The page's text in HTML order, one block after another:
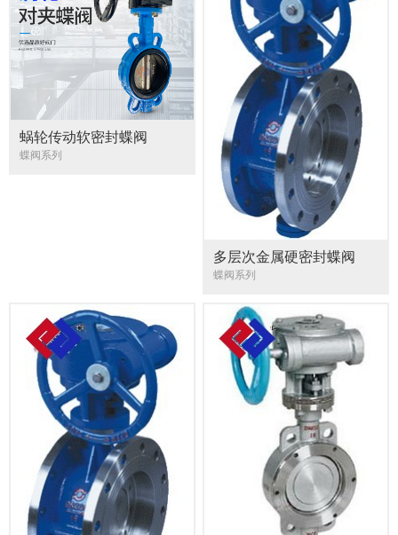
蜗轮传动软密封蝶阀
蝶阀系列
多层次金属硬密封蝶阀
蝶阀系列